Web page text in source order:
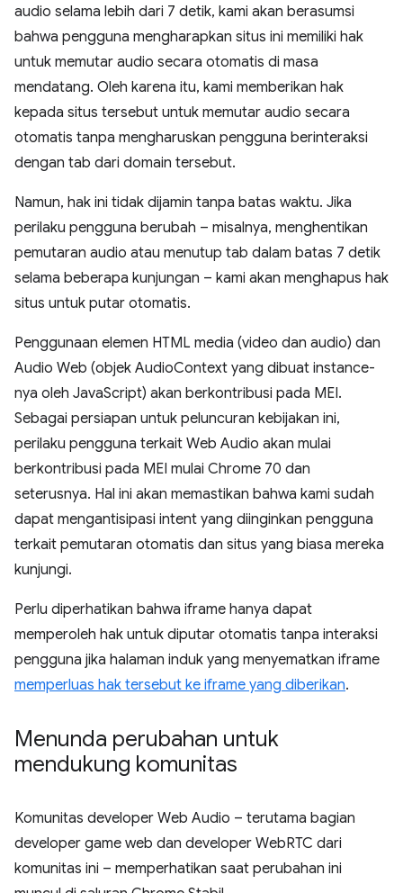
audio selama lebih dari 7 detik, kami akan berasumsi
bahwa pengguna mengharapkan situs ini memiliki hak
untuk memutar audio secara otomatis di masa
mendatang. Oleh karena itu, kami memberikan hak
kepada situs tersebut untuk memutar audio secara
otomatis tanpa mengharuskan pengguna berinteraksi
dengan tab dari domain tersebut.
Namun, hak ini tidak dijamin tanpa batas waktu. Jika
perilaku pengguna berubah – misalnya, menghentikan
pemutaran audio atau menutup tab dalam batas 7 detik
selama beberapa kunjungan – kami akan menghapus hak
situs untuk putar otomatis.
Penggunaan elemen HTML media (video dan audio) dan
Audio Web (objek AudioContext yang dibuat instance-
nya oleh JavaScript) akan berkontribusi pada MEI.
Sebagai persiapan untuk peluncuran kebijakan ini,
perilaku pengguna terkait Web Audio akan mulai
berkontribusi pada MEI mulai Chrome 70 dan
seterusnya. Hal ini akan memastikan bahwa kami sudah
dapat mengantisipasi intent yang diinginkan pengguna
terkait pemutaran otomatis dan situs yang biasa mereka
kunjungi.
Perlu diperhatikan bahwa iframe hanya dapat
memperoleh hak untuk diputar otomatis tanpa interaksi
pengguna jika halaman induk yang menyematkan iframe
memperluas hak tersebut ke iframe yang diberikan.
Menunda perubahan untuk
mendukung komunitas
Komunitas developer Web Audio – terutama bagian
developer game web dan developer WebRTC dari
komunitas ini – memperhatikan saat perubahan ini